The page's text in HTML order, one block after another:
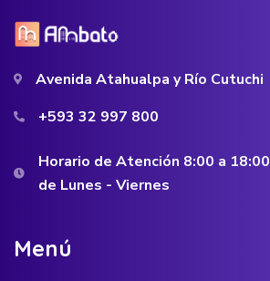
Avenida Atahualpa y Río Cutuchi
+593 32 997 800
Horario de Atención 8:00 a 18:00
de Lunes - Viernes
Menú